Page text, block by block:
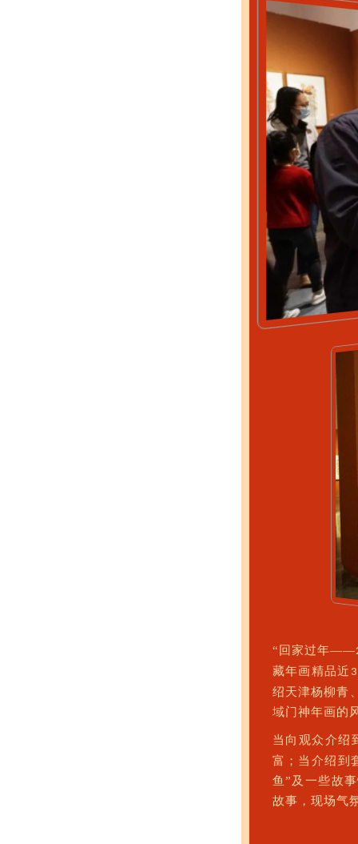
“回家过年——
藏年画精品近
绍天津杨柳青
域门神年画的
当向观众介绍
富；当介绍到
鱼”及一些故
故事，现场气